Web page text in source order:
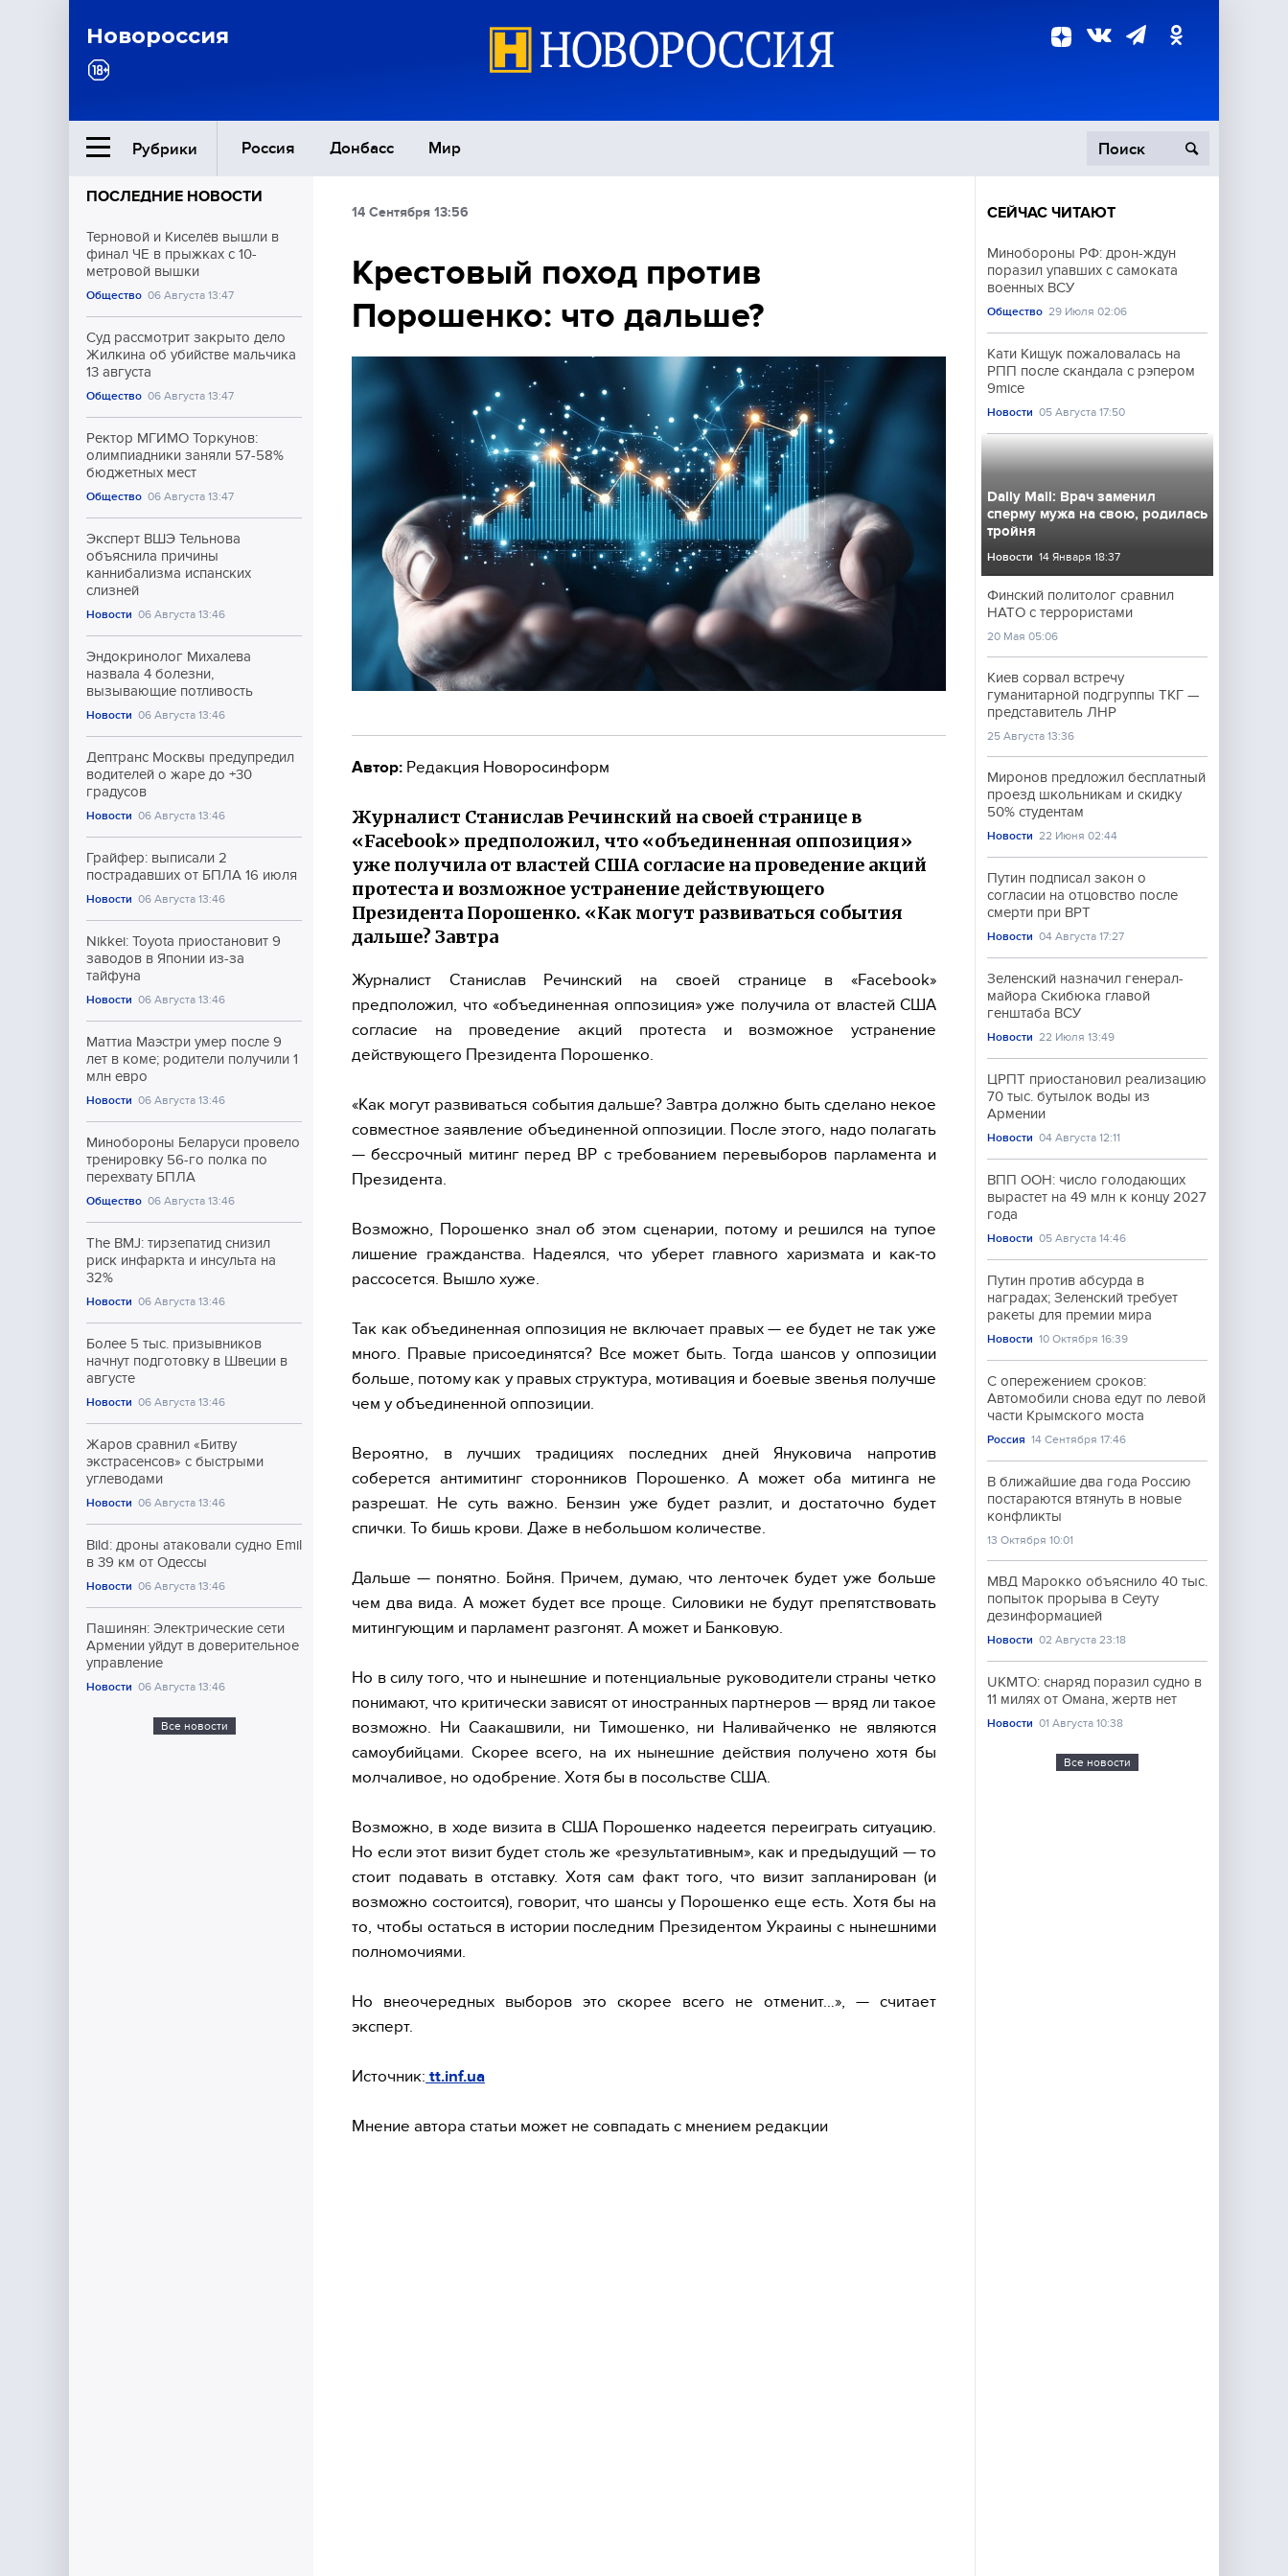
Новороссия
Рубрики Россия Донбасс Мир
Ближний Восток
Общество
Экономика
Происшествия
Культура
ПОСЛЕДНИЕ НОВОСТИ
Терновой и Киселёв вышли в
финал ЧЕ в прыжках с 10-
метровой вышки
Общество 06 Августа 13:47
Суд рассмотрит закрыто дело
Жилкина об убийстве мальчика
13 августа
Общество 06 Августа 13:47
Ректор МГИМО Торкунов:
олимпиадники заняли 57-58%
бюджетных мест
Общество 06 Августа 13:47
Эксперт ВШЭ Тельнова
объяснила причины
каннибализма испанских
слизней
Новости 06 Августа 13:46
Эндокринолог Михалева
назвала 4 болезни,
вызывающие потливость
Новости 06 Августа 13:46
Дептранс Москвы предупредил
водителей о жаре до +30
градусов
Новости 06 Августа 13:46
Грайфер: выписали 2
пострадавших от БПЛА 16 июля
Новости 06 Августа 13:46
Nikkei: Toyota приостановит 9
заводов в Японии из-за
тайфуна
Новости 06 Августа 13:46
Маттиа Маэстри умер после 9
лет в коме; родители получили 1
млн евро
Новости 06 Августа 13:46
Минобороны Беларуси провело
тренировку 56-го полка по
перехвату БПЛА
Общество 06 Августа 13:46
The BMJ: тирзепатид снизил
риск инфаркта и инсульта на
32%
Новости 06 Августа 13:46
Более 5 тыс. призывников
начнут подготовку в Швеции в
августе
Новости 06 Августа 13:46
Жаров сравнил «Битву
экстрасенсов» с быстрыми
углеводами
Новости 06 Августа 13:46
Bild: дроны атаковали судно Emil
в 39 км от Одессы
Новости 06 Августа 13:46
Пашинян: Электрические сети
Армении уйдут в доверительное
управление
Новости 06 Августа 13:46
Все новости
14 Сентября 13:56
Крестовый поход против
Порошенко: что дальше?
Автор: Редакция Новоросинформ
Журналист Станислав Речинский на своей странице в
«Facebook» предположил, что «объединенная оппозиция»
уже получила от властей США согласие на проведение акций
протеста и возможное устранение действующего
Президента Порошенко. «Как могут развиваться события
дальше? Завтра
Журналист Станислав Речинский на своей странице в «Facebook»
предположил, что «объединенная оппозиция» уже получила от властей США
согласие на проведение акций протеста и возможное устранение
действующего Президента Порошенко.
«Как могут развиваться события дальше? Завтра должно быть сделано некое
совместное заявление объединенной оппозиции. После этого, надо полагать
— бессрочный митинг перед ВР с требованием перевыборов парламента и
Президента.
Возможно, Порошенко знал об этом сценарии, потому и решился на тупое
лишение гражданства. Надеялся, что уберет главного харизмата и как-то
рассосется. Вышло хуже.
Так как объединенная оппозиция не включает правых — ее будет не так уже
много. Правые присоединятся? Все может быть. Тогда шансов у оппозиции
больше, потому как у правых структура, мотивация и боевые звенья получше
чем у объединенной оппозиции.
Вероятно, в лучших традициях последних дней Януковича напротив
соберется антимитинг сторонников Порошенко. А может оба митинга не
разрешат. Не суть важно. Бензин уже будет разлит, и достаточно будет
спички. То бишь крови. Даже в небольшом количестве.
Дальше — понятно. Бойня. Причем, думаю, что ленточек будет уже больше
чем два вида. А может будет все проще. Силовики не будут препятствовать
митингующим и парламент разгонят. А может и Банковую.
Но в силу того, что и нынешние и потенциальные руководители страны четко
понимают, что критически зависят от иностранных партнеров — вряд ли такое
возможно. Ни Саакашвили, ни Тимошенко, ни Наливайченко не являются
самоубийцами. Скорее всего, на их нынешние действия получено хотя бы
молчаливое, но одобрение. Хотя бы в посольстве США.
Возможно, в ходе визита в США Порошенко надеется переиграть ситуацию.
Но если этот визит будет столь же «результативным», как и предыдущий — то
стоит подавать в отставку. Хотя сам факт того, что визит запланирован (и
возможно состоится), говорит, что шансы у Порошенко еще есть. Хотя бы на
то, чтобы остаться в истории последним Президентом Украины с нынешними
полномочиями.
Но внеочередных выборов это скорее всего не отменит…», — считает
эксперт.
Источник: tt.inf.ua
Мнение автора статьи может не совпадать с мнением редакции
СЕЙЧАС ЧИТАЮТ
Минобороны РФ: дрон-ждун
поразил упавших с самоката
военных ВСУ
Общество 29 Июля 02:06
Кати Кищук пожаловалась на
РПП после скандала с рэпером
9mice
Новости 05 Августа 17:50
Daily Mail: Врач заменил
сперму мужа на свою, родилась
тройня
Новости 14 Января 18:37
Финский политолог сравнил
НАТО с террористами
20 Мая 05:06
Киев сорвал встречу
гуманитарной подгруппы ТКГ —
представитель ЛНР
25 Августа 13:36
Миронов предложил бесплатный
проезд школьникам и скидку
50% студентам
Новости 22 Июня 02:44
Путин подписал закон о
согласии на отцовство после
смерти при ВРТ
Новости 04 Августа 17:27
Зеленский назначил генерал-
майора Скибюка главой
генштаба ВСУ
Новости 22 Июля 13:49
ЦРПТ приостановил реализацию
70 тыс. бутылок воды из
Армении
Новости 04 Августа 12:11
ВПП ООН: число голодающих
вырастет на 49 млн к концу 2027
года
Новости 05 Августа 14:46
Путин против абсурда в
наградах; Зеленский требует
ракеты для премии мира
Новости 10 Октября 16:39
С опережением сроков:
Автомобили снова едут по левой
части Крымского моста
Россия 14 Сентября 17:46
В ближайшие два года Россию
постараются втянуть в новые
конфликты
13 Октября 10:01
МВД Марокко объяснило 40 тыс.
попыток прорыва в Сеуту
дезинформацией
Новости 02 Августа 23:18
UKMTO: снаряд поразил судно в
11 милях от Омана, жертв нет
Новости 01 Августа 10:38
Все новости